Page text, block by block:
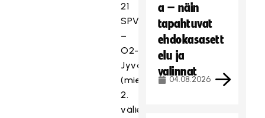
21
SPV
–
O2-
Jyväskylä
(miesten
2.
välierä)
a – näin
tapahtuvat
ehdokasasett
elu ja
valinnat
04.08.2026